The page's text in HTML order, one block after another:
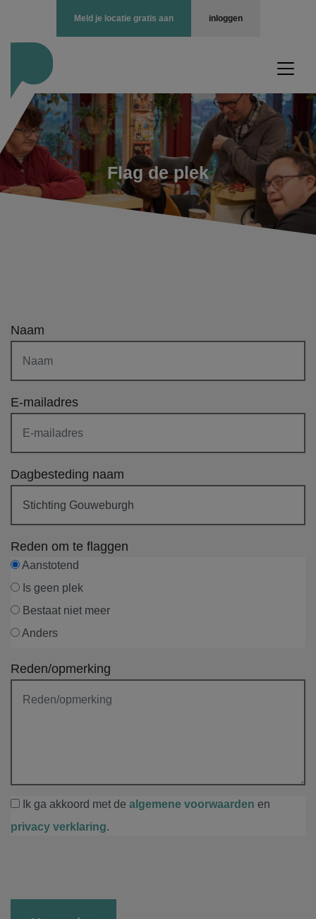
inloggen
Meld je locatie gratis aan
Flag de plek
Naam
E-mailadres
Dagbesteding naam
Reden om te flaggen
Aanstotend
Is geen plek
Bestaat niet meer
Anders
Reden/opmerking
Ik ga akkoord met de algemene voorwaarden en
privacy verklaring.